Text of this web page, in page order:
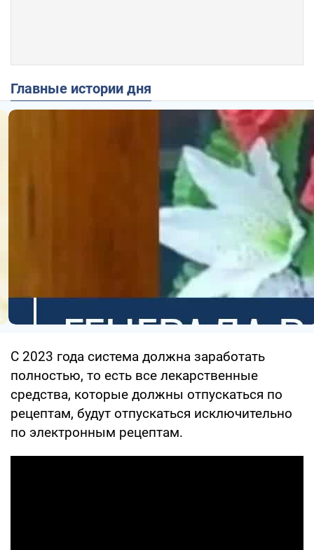
Главные истории дня
С 2023 года система должна заработать
полностью, то есть все лекарственные
средства, которые должны отпускаться по
рецептам, будут отпускаться исключительно
по электронным рецептам.